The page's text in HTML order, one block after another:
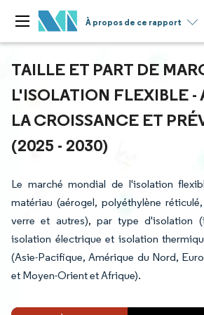
À propos de ce rapport
TAILLE ET PART DE
L'ISOLATION FLEXIBLE -
LA CROISSANCE ET
(2025 - 2030)
Le marché mondial de l'isolation
matériau (aérogel, polyéthylène
verre et autres), par type d'isolation
isolation électrique et isolation
(Asie-Pacifique, Amérique du Nord,
et Moyen-Orient et Afrique).